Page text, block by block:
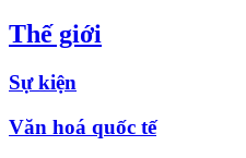
Thế giới
Sự kiện
Văn hoá quốc tế